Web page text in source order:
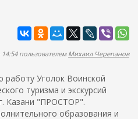
пользователем Михаил Черепанов
работу Уголок Воинской
туризма и экскурсий
Казани "ПРОСТОР".
образования и